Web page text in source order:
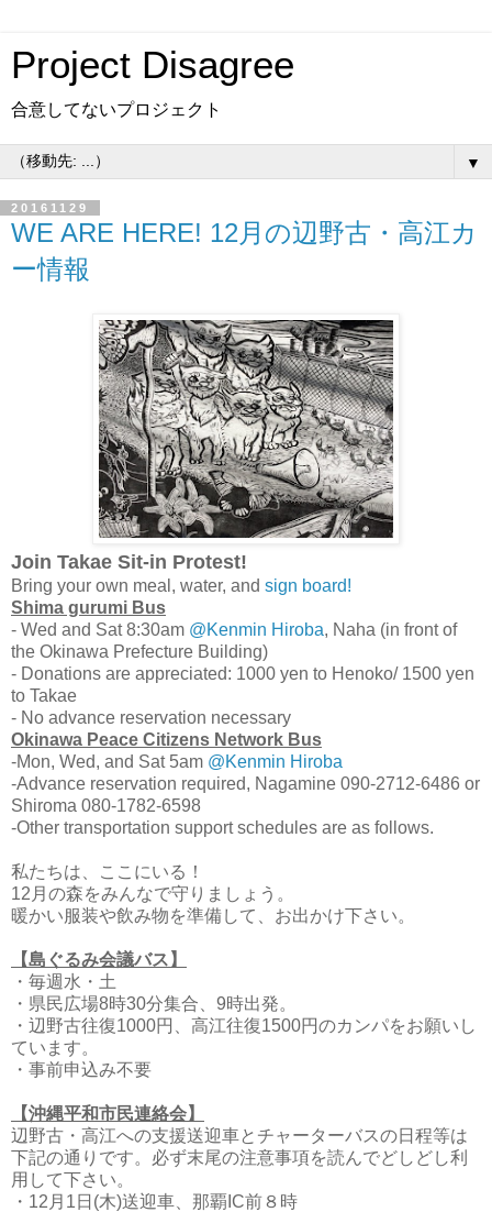
Project Disagree
合意してないプロジェクト
▼
20161129
WE ARE HERE! 12月の辺野古・高江カ
ー情報
Join Takae Sit-in Protest!
Bring your own meal, water, and sign board!
Shima gurumi Bus
- Wed and Sat 8:30am @Kenmin Hiroba, Naha (in front of
the Okinawa Prefecture Building)
- Donations are appreciated: 1000 yen to Henoko/ 1500 yen
to Takae
- No advance reservation necessary
Okinawa Peace Citizens Network Bus
-Mon, Wed, and Sat 5am @Kenmin Hiroba
-Advance reservation required, Nagamine 090-2712-6486 or
Shiroma 080-1782-6598
-Other transportation support schedules are as follows.
私たちは、ここにいる！
12月の森をみんなで守りましょう。
暖かい服装や飲み物を準備して、お出かけ下さい。
【島ぐるみ会議バス】
・毎週水・土
・県民広場8時30分集合、9時出発。
・辺野古往復1000円、高江往復1500円のカンパをお願いし
ています。
・事前申込み不要
【沖縄平和市民連絡会】
辺野古・高江への支援送迎車とチャーターバスの日程等は
下記の通りです。必ず末尾の注意事項を読んでどしどし利
用して下さい。
・12月1日(木)送迎車、那覇IC前８時